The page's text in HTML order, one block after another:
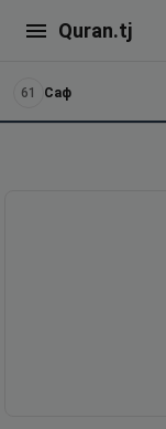
Quran.tj
61 Саф